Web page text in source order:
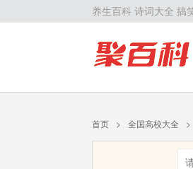
养生百科 诗词大全 搞
首页 > 全国高校大全 >